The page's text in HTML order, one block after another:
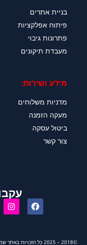
בניית אתרים
פיתוח אפלקציות
פתרונות גיבוי
מעבדת תיקונים
מידע ושירות:
מדניות משלוחים
מעקה הזמנה
ביטול עסקה
צור קשר
©2018 – 2025 כל הזכויות באתר שמורות – אמ.קי אלקטרוניקס